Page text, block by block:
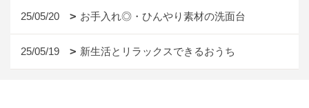
25/05/20 お手入れ◎・ひんやり素材の洗面台
25/05/19 新生活とリラックスできるおうち